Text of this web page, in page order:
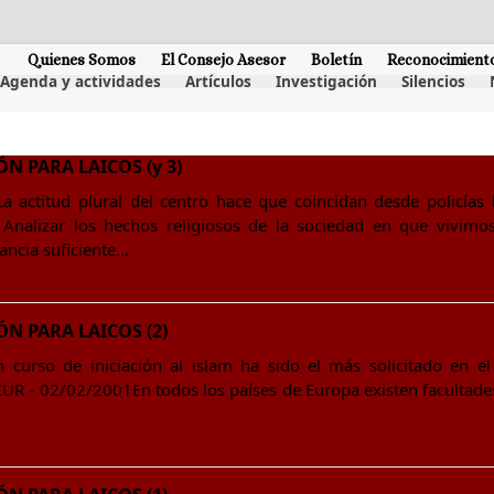
Quienes Somos El Consejo Asesor Boletín
Agenda y actividades Artículos Investigación Silencios
PARA LAICOS (y 3)
actitud plural del centro hace que coincidan desde policías
los hechos religiosos de la sociedad en que
suficiente…
PARA LAICOS (2)
curso de iniciación al islam ha sido el más solicitado en el
- 02/02/2001En todos los países de Europa existen